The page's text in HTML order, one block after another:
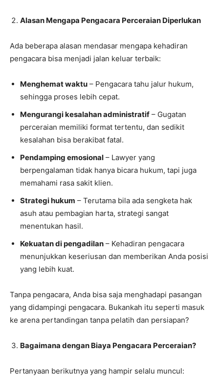
Alasan Mengapa Pengacara Perceraian Diperlukan
Ada beberapa alasan mendasar mengapa kehadiran
pengacara bisa menjadi jalan keluar terbaik:
Menghemat waktu – Pengacara tahu jalur hukum,
sehingga proses lebih cepat.
Mengurangi kesalahan administratif – Gugatan
perceraian memiliki format tertentu, dan sedikit
kesalahan bisa berakibat fatal.
Pendamping emosional – Lawyer yang
berpengalaman tidak hanya bicara hukum, tapi juga
memahami rasa sakit klien.
Strategi hukum – Terutama bila ada sengketa hak
asuh atau pembagian harta, strategi sangat
menentukan hasil.
Kekuatan di pengadilan – Kehadiran pengacara
menunjukkan keseriusan dan memberikan Anda posisi
yang lebih kuat.
Tanpa pengacara, Anda bisa saja menghadapi pasangan
yang didampingi pengacara. Bukankah itu seperti masuk
ke arena pertandingan tanpa pelatih dan persiapan?
Bagaimana dengan Biaya Pengacara Perceraian?
Pertanyaan berikutnya yang hampir selalu muncul: